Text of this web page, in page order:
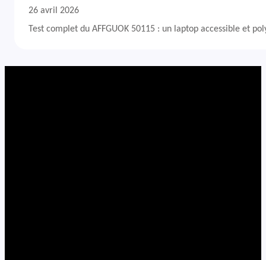
26 avril 2026
Test complet du AFFGUOK 50115 : un laptop accessible